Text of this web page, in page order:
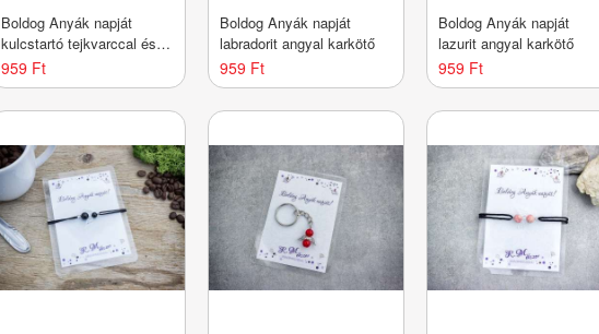
Boldog Anyák napját
kulcstartó tejkvarccal és
rózsakvarccal
959 Ft
Boldog Anyák napját
labradorit angyal karkötő
959 Ft
Boldog Anyák napját
lazurit angyal karkötő
959 Ft